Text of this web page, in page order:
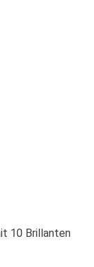
10 Brillanten